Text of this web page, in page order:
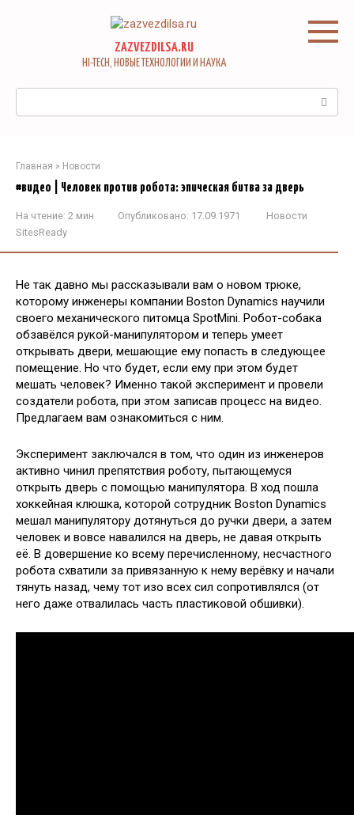
ZAZVEZDILSA.RU
HI-TECH, НОВЫЕ ТЕХНОЛОГИИ И НАУКА
Главная » Новости
#видео | Человек против робота: эпическая битва за дверь
На чтение: 2 мин Опубликовано: 17.09.1971
Новости
SitesReady
Не так давно мы рассказывали вам о новом трюке,
которому инженеры компании Boston Dynamics научили
своего механического питомца SpotMini. Робот-собака
обзавёлся рукой-манипулятором и теперь умеет
открывать двери, мешающие ему попасть в следующее
помещение. Но что будет, если ему при этом будет
мешать человек? Именно такой эксперимент и провели
создатели робота, при этом записав процесс на видео.
Предлагаем вам ознакомиться с ним.
Эксперимент заключался в том, что один из инженеров
активно чинил препятствия роботу, пытающемуся
открыть дверь с помощью манипулятора. В ход пошла
хоккейная клюшка, которой сотрудник Boston Dynamics
мешал манипулятору дотянуться до ручки двери, а затем
человек и вовсе навалился на дверь, не давая открыть
её. В довершение ко всему перечисленному, несчастного
робота схватили за привязанную к нему верёвку и начали
тянуть назад, чему тот изо всех сил сопротивлялся (от
него даже отвалилась часть пластиковой обшивки).